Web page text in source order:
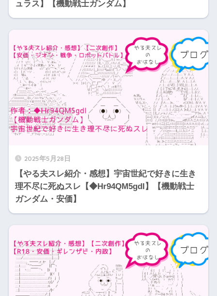
ュラス】【機動戦士ガンダム】
2025年5月28日
【やる夫スレ紹介・感想】宇宙世紀で好きに生き
理不尽に死ぬスレ【◆Hr94QM5gdI】【機動戦士
ガンダム・安価】